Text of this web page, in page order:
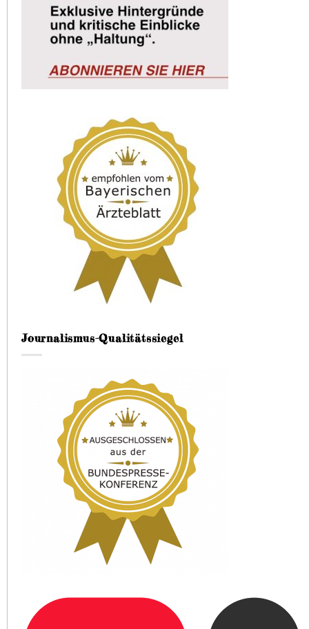
Journalismus-Qualitätssiegel